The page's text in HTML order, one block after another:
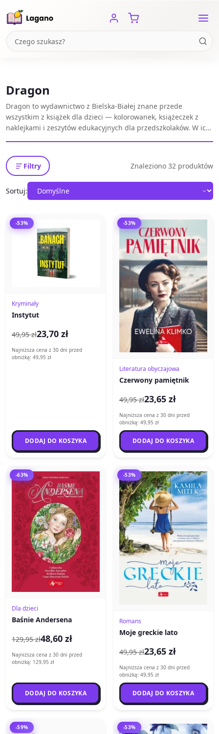
Dragon
Dragon to wydawnictwo z Bielska-Białej znane przede
wszystkim z książek dla dzieci — kolorowanek, książeczek z
naklejkami i zeszytów edukacyjnych dla przedszkolaków. W ich
Filtry
Znaleziono 32 produktów
Sortuj:
-53%
Kryminały
Instytut
49,95 zł23,70 zł
Najniższa cena z 30 dni przed
obniżką: 49,95 zł
DODAJ DO KOSZYKA
-53%
Literatura obyczajowa
Czerwony pamiętnik
49,95 zł23,65 zł
Najniższa cena z 30 dni przed
obniżką: 49,95 zł
DODAJ DO KOSZYKA
-63%
Dla dzieci
Baśnie Andersena
129,95 zł48,60 zł
Najniższa cena z 30 dni przed
obniżką: 129,95 zł
DODAJ DO KOSZYKA
-53%
Romans
Moje greckie lato
49,95 zł23,65 zł
Najniższa cena z 30 dni przed
obniżką: 49,95 zł
DODAJ DO KOSZYKA
-59% -53%